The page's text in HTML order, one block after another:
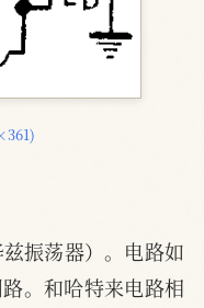
振荡器）。电路如
。和哈特来电路相